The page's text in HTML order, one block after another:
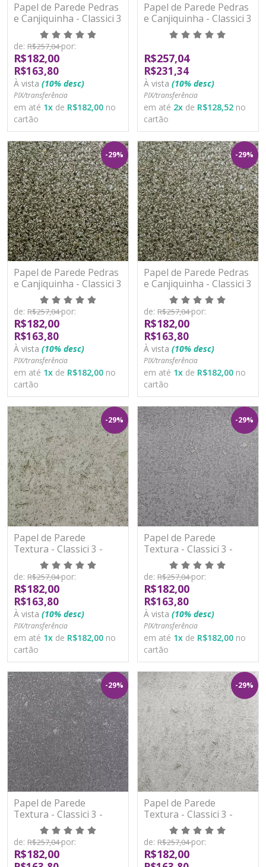
Papel de Parede Pedras
e Canjiquinha - Classici 3
- 3A93106R - Vinílico -
TNT
de: R$257,04por:
R$182,00
R$163,80
À vista (10% desc)
PIX/transferência
em até 1x de R$182,00 no
cartão
Papel de Parede Pedras
e Canjiquinha - Classici 3
- 3A93107R - Vinílico -
R$257,04
R$231,34
À vista (10% desc)
PIX/transferência
em até 2x de R$128,52 no
cartão
-29%
Papel de Parede Pedras
e Canjiquinha - Classici 3
- 3A93108R - Vinílico -
TNT
de: R$257,04por:
R$182,00
R$163,80
À vista (10% desc)
PIX/transferência
em até 1x de R$182,00 no
cartão
-29%
Papel de Parede Pedras
e Canjiquinha - Classici 3
- 3A93109R - Vinílico -
TNT
de: R$257,04por:
R$182,00
R$163,80
À vista (10% desc)
PIX/transferência
em até 1x de R$182,00 no
cartão
-29%
Papel de Parede
Textura - Classici 3 -
3A93303R - Vinílico -
TNT
de: R$257,04por:
R$182,00
R$163,80
À vista (10% desc)
PIX/transferência
em até 1x de R$182,00 no
cartão
-29%
Papel de Parede
Textura - Classici 3 -
3A93304R - Vinílico -
TNT
de: R$257,04por:
R$182,00
R$163,80
À vista (10% desc)
PIX/transferência
em até 1x de R$182,00 no
cartão
-29%
Papel de Parede
Textura - Classici 3 -
3A93305R - Vinílico -
TNT
de: R$257,04por:
R$182,00
-29%
Papel de Parede
Textura - Classici 3 -
3A93306R - Vinílico -
TNT
de: R$257,04por:
R$182,00